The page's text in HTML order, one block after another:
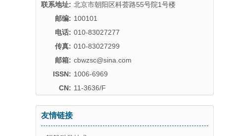
联系地址: 北京市朝阳区科荟路55号院1号楼
邮编: 100101
电话: 010-83027277
传真: 010-83027299
邮箱: cbwzsc@sina.com
ISSN: 1006-6969
CN: 11-3636/F
友情链接